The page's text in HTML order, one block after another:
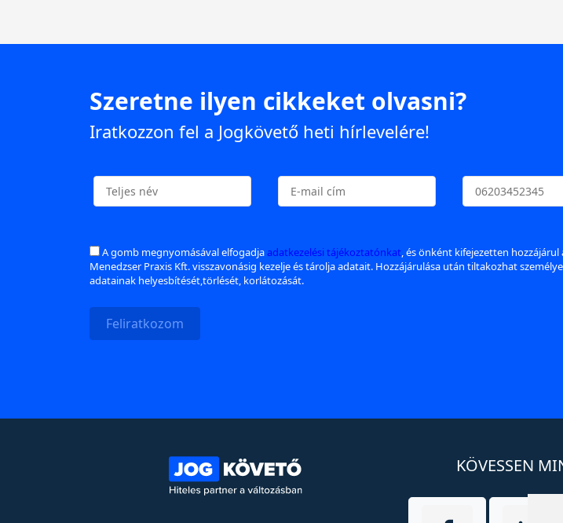
Szeretne ilyen cikkeket olvasni?
Iratkozzon fel a Jogkövető heti hírlevelére!
A gomb megnyomásával elfogadjaadatkezelési tájékoztatónkat, és önként kifejezetten
Menedzser Praxis Kft. visszavonásig kezelje és tárolja adatait. Hozzájárulása után tiltakozhat
adatainak helyesbítését,törlését, korlátozását.
Feliratkozom
KÖVESSEN